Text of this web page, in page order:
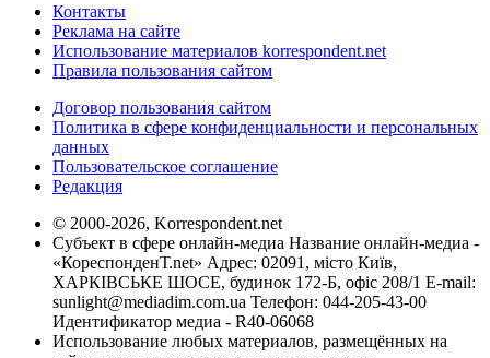
Контакты
Реклама на сайте
Использование материалов korrespondent.net
Правила пользования сайтом
Договор пользования сайтом
Политика в сфере конфиденциальности и персональных
данных
Пользовательское соглашение
Редакция
© 2000-2026, Korrespondent.net
Субъект в сфере онлайн-медиа Название онлайн-медиа -
«КореспонденТ.net» Адрес: 02091, місто Київ,
ХАРКІВСЬКЕ ШОСЕ, будинок 172-Б, офіс 208/1 E-mail:
sunlight@mediadim.com.ua Телефон: 044-205-43-00
Идентификатор медиа - R40-06068
Использование любых материалов, размещённых на